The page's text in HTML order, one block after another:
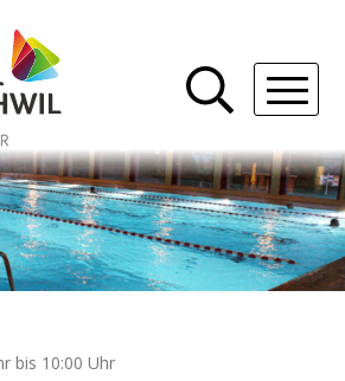
in Bütschwil-
bis 10:00 Uhr